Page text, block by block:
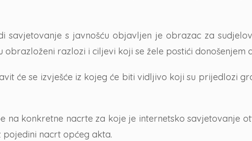
savjetovanje s javnošću objavljen je obrazac za
obrazloženi razlozi i ciljevi koji se žele postići donošenjem
će se izvješće iz kojeg će biti vidljivo koji su prijedlozi
na konkretne nacrte za koje je internetsko savjetovanje
nacrt općeg akta.